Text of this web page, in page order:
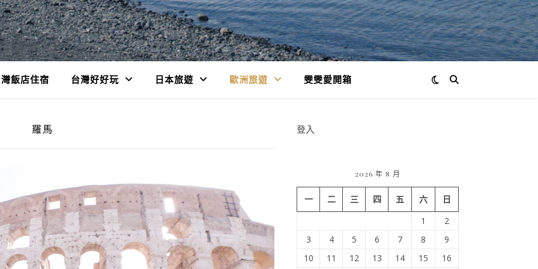
飯店住宿 台灣好好玩 日本旅遊 歐洲旅遊 雯雯愛開箱
羅馬 登入
2026 年 8 月
一 二 三 四 五 六
日
1
2
3
4 5 6 7 8
9
10
11 12 13 14 15 16